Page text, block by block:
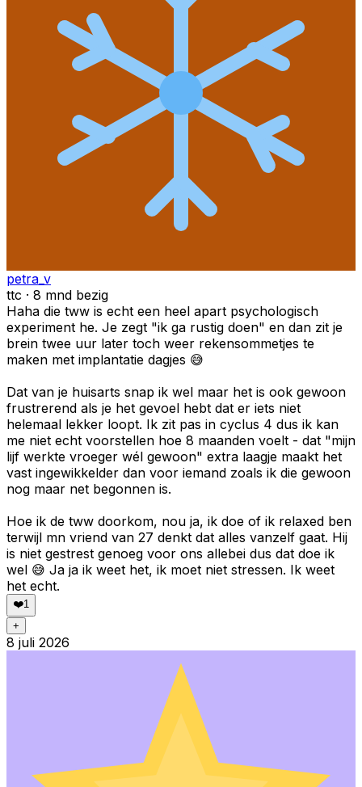
petra_v
ttc · 8 mnd bezig
Haha die tww is echt een heel apart psychologisch
experiment he. Je zegt "ik ga rustig doen" en dan zit je
brein twee uur later toch weer rekensommetjes te
maken met implantatie dagjes 😅
Dat van je huisarts snap ik wel maar het is ook gewoon
frustrerend als je het gevoel hebt dat er iets niet
helemaal lekker loopt. Ik zit pas in cyclus 4 dus ik kan
me niet echt voorstellen hoe 8 maanden voelt - dat "mijn
lijf werkte vroeger wél gewoon" extra laagje maakt het
vast ingewikkelder dan voor iemand zoals ik die gewoon
nog maar net begonnen is.
Hoe ik de tww doorkom, nou ja, ik doe of ik relaxed ben
terwijl mn vriend van 27 denkt dat alles vanzelf gaat. Hij
is niet gestrest genoeg voor ons allebei dus dat doe ik
wel 😅 Ja ja ik weet het, ik moet niet stressen. Ik weet
het echt.
❤️1
+
8 juli 2026